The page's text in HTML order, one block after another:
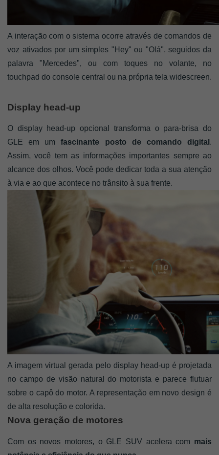
A interação com o sistema ocorre através de comandos de
voz ativados por um simples "Hey" ou "Olá", seguidos da
palavra "Mercedes", ou com toques no volante, no
touchpad do console central ou na própria tela widescreen.
Display head-up
O display head-up opcional transforma o para-brisa do
GLE em um fascinante posto de comando digital .
Assim, você tem as informações importantes sempre ao
alcance dos olhos. Você pode dedicar toda a sua atenção
à via e ao que acontece no trânsito à sua frente.
A imagem virtual gerada pelo display head-up é projetada
no campo de visão natural do motorista e parece flutuar
sobre o capô do motor. A representação em novo design é
de alta resolução e colorida.
Nova geração de motores
Com os novos motores, o GLE SUV acelera com mais